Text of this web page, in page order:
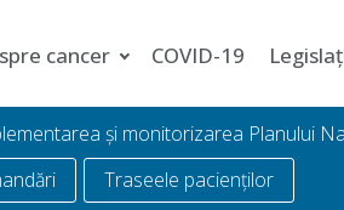
cancer COVID-19
și monitorizarea Planului
Traseele pacienților